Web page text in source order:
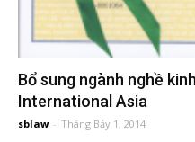
Bổ sung ngành nghề
International Asia
sblaw - Tháng Bảy 1, 2014